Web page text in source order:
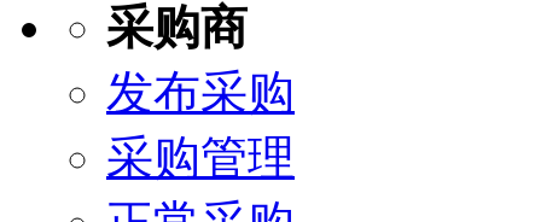
采购商
发布采购
采购管理